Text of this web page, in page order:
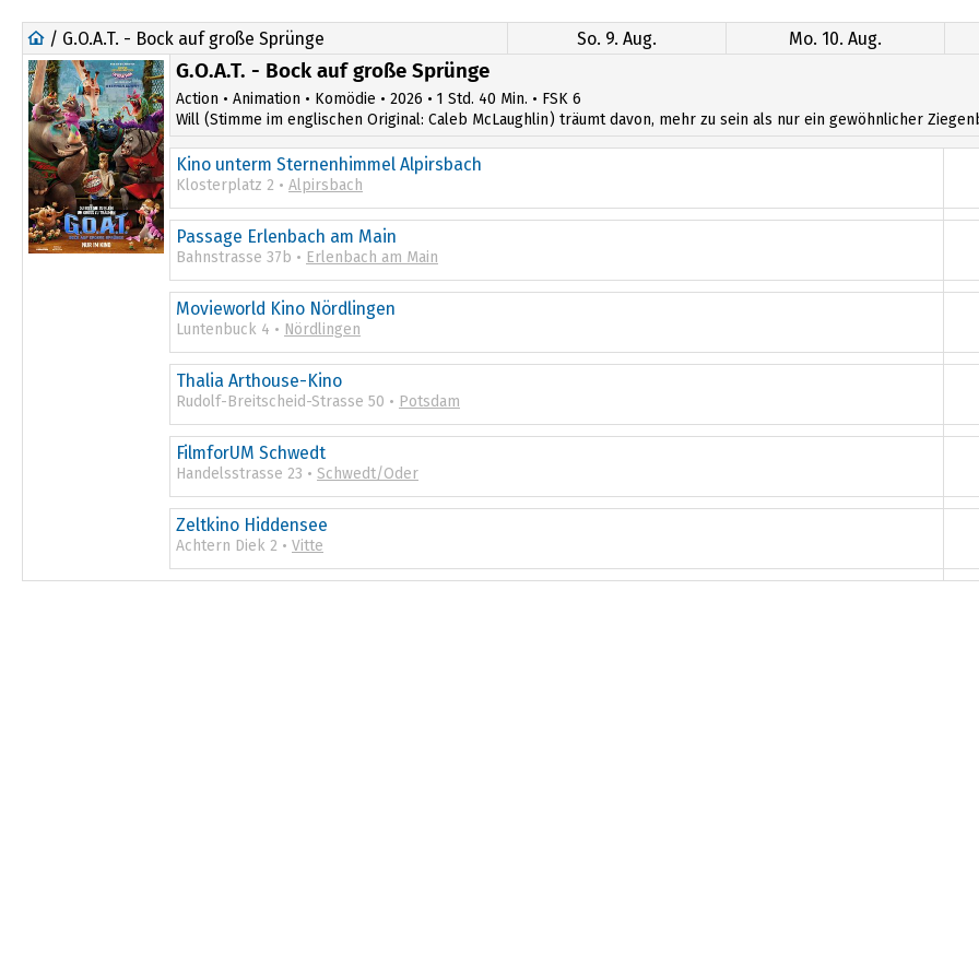
/ G.O.A.T. - Bock auf große Sprünge So. 9. Aug. Mo. 10. Aug.
G.O.A.T. - Bock auf große Sprünge
Action • Animation • Komödie • 2026 • 1 Std. 40 Min. • FSK 6
Will (Stimme im englischen Original: Caleb McLaughlin) träumt davon, mehr zu sein als nur ein gewöhnlicher
Kino unterm Sternenhimmel Alpirsbach
Klosterplatz 2 • Alpirsbach
Passage Erlenbach am Main
Bahnstrasse 37b • Erlenbach am Main
15:00
Movieworld Kino Nördlingen
Luntenbuck 4 • Nördlingen
13:30
Thalia Arthouse-Kino
Rudolf-Breitscheid-Strasse 50 • Potsdam
10:45
FilmforUM Schwedt
Handelsstrasse 23 • Schwedt/Oder
Zeltkino Hiddensee
Achtern Diek 2 • Vitte